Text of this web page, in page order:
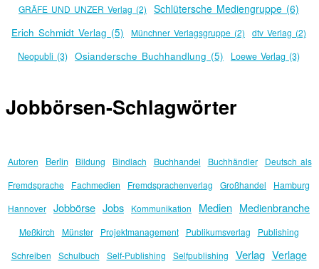
GRÄFE UND UNZER Verlag (2) Schlütersche Mediengruppe (6)
Erich Schmidt Verlag (5) Münchner Verlagsgruppe (2) dtv Verlag (2)
Neopubli (3) Osiandersche Buchhandlung (5) Loewe Verlag (3)
Jobbörsen-Schlagwörter
Autoren Berlin Bildung Bindlach Buchhandel Buchhändler
Deutsch als
Fremdsprache
Fachmedien Fremdsprachenverlag Großhandel Hamburg
Hannover Jobbörse Jobs Kommunikation Medien Medienbranche
Meßkirch Münster Projektmanagement Publikumsverlag
Publishing
Schreiben
Schulbuch Self-Publishing Selfpublishing Verlag Verlage